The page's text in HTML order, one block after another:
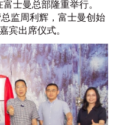
富士曼总部隆重举行。
监周利辉，富士曼创始
宾出席仪式。